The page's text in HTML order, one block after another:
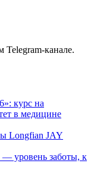
канале.
курс на
в медицине
Longfian JAY
заботы, к